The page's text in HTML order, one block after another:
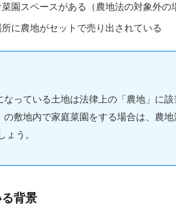
園スペースがある（農地法の対象外の
に農地がセットで売り出されている
っている土地は法律上の「農地」に
敷地内で家庭菜園をする場合は、農
ょう。
背景